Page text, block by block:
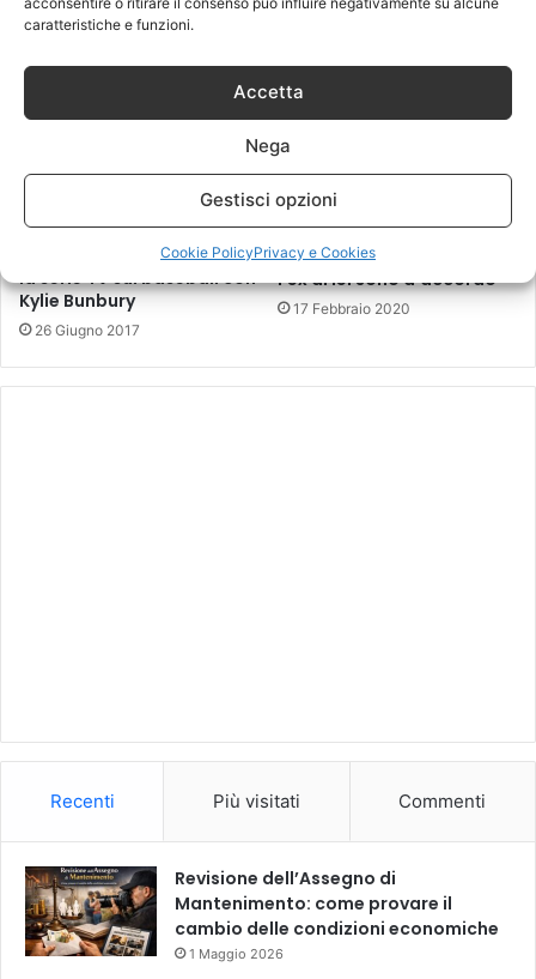
caratteristiche e funzioni.
Accetta
Nega
Gestisci opzioni
Cookie PolicyPrivacy e Cookies
trono over?
Dal 4 luglio in onda Pitch,
la serie TV sul baseball con
Kylie Bunbury
26 Giugno 2017
GF Vip, Pago e Serena
Enardu sotto accusa: per
l’ex di lei sono d’accordo
17 Febbraio 2020
Recenti Più visitati Commenti
Revisione dell’Assegno di
Mantenimento: come provare il
cambio delle condizioni economiche
1 Maggio 2026